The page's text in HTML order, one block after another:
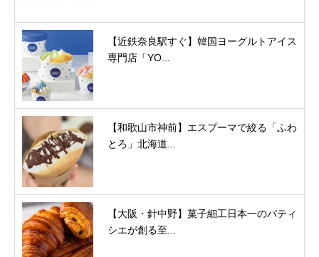
【近鉄奈良駅すぐ】韓国ヨーグルトアイス
専門店「YO...
【和歌山市神前】エスプーマで絞る「ふわ
とろ」北海道...
【大阪・針中野】菓子細工日本一のパティ
シエが創る至...